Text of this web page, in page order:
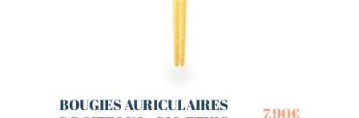
BOUGIES AURICULAIRES
7,90€